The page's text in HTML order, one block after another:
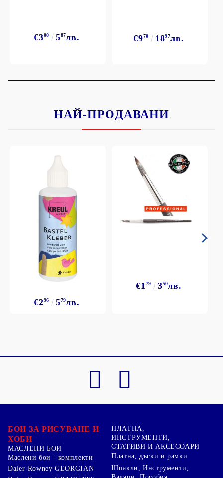
€300 587лв. €970 1897лв.
НАЙ-ПРОДАВАНИ
€296 579лв.
€1 79 350лв.
БОИ ЗА РИСУВАНЕ И
ХОБИ
МАСЛЕНИ БОИ
Маслени бои - комплекти
Daler-Rowney GEORGIAN
ПЛАТНА,
ИНСТРУМЕНТИ,
СТАТИВИ И АКСЕСОАРИ
Платна, дъски и рамки
Шпакли, Инструменти,